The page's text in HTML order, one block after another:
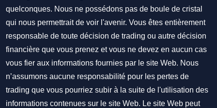
quelconques. Nous ne possédons pas de boule de cristal
qui nous permettrait de voir l'avenir. Vous êtes entièrement
responsable de toute décision de trading ou autre décision
financière que vous prenez et vous ne devez en aucun cas
vous fier aux informations fournies par le site Web. Nous
n’assumons aucune responsabilité pour les pertes de
trading que vous pourriez subir à la suite de l'utilisation des
informations contenues sur le site Web. Le site Web peut